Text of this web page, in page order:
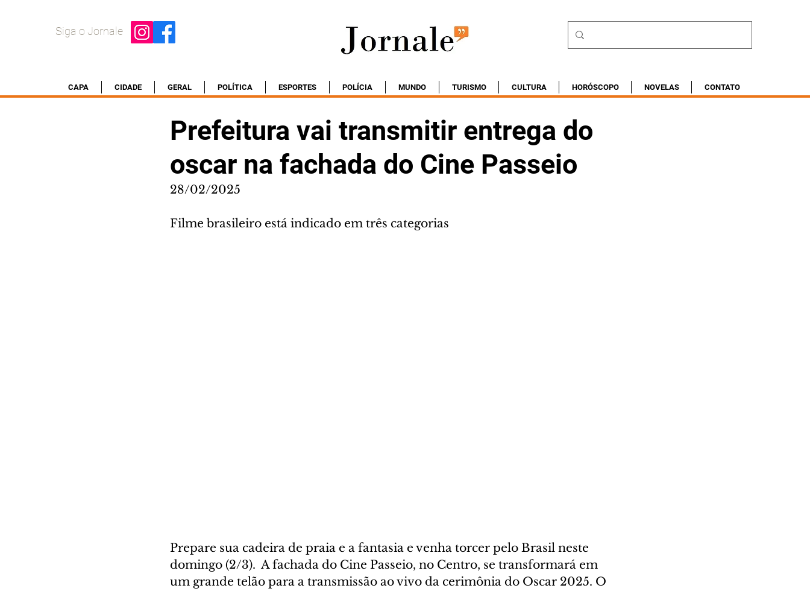
Siga o Jornale
CAPA CIDADE GERAL POLÍTICA ESPORTES POLÍCIA MUNDO TURISMO CULTURA HORÓSCOPO NOVELAS CONTATO
Prefeitura vai transmitir entrega do
oscar na fachada do Cine Passeio
28/02/2025
Filme brasileiro está indicado em três categorias
Prepare sua cadeira de praia e a fantasia e venha torcer pelo Brasil neste
domingo (2/3).  A fachada do Cine Passeio, no Centro, se transformará em
um grande telão para a transmissão ao vivo da cerimônia do Oscar 2025. O